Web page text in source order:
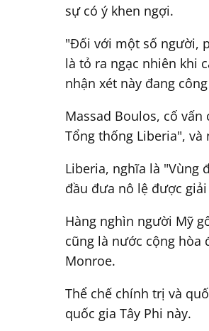
sự có ý khen ngợi.
"Đối với một số người,
là tỏ ra ngạc nhiên khi
nhận xét này đang
Massad Boulos, cố
Tổng thống Liberia",
Liberia, nghĩa là "Vùng
đầu đưa nô lệ được
Hàng nghìn người Mỹ
cũng là nước cộng hòa
Monroe.
Thể chế chính trị và
quốc gia Tây Phi này.